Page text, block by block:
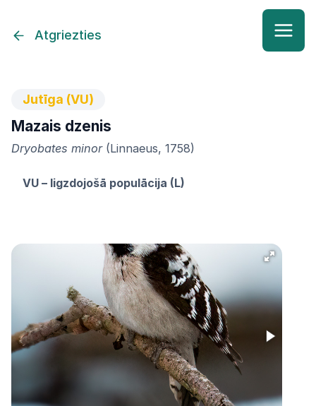
Atgriezties
Jutīga (VU)
Mazais dzenis
Dryobates minor(Linnaeus, 1758)
VU – ligzdojošā populācija (L)